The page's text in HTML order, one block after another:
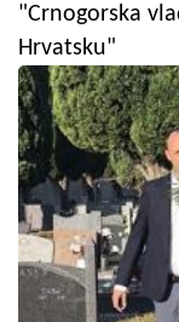
"Crnogorska
Hrvatsku"